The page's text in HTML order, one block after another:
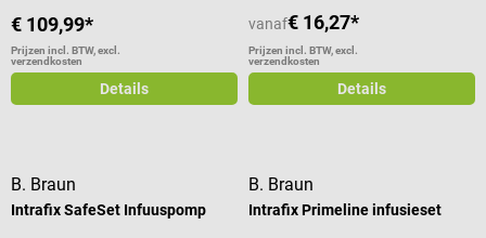
€ 109,99*
Prijzen incl. BTW, excl.
verzendkosten
Details
vanaf€ 16,27*
Prijzen incl. BTW, excl.
verzendkosten
Details
B. Braun
Intrafix SafeSet Infuuspomp
B. Braun
Intrafix Primeline infusieset